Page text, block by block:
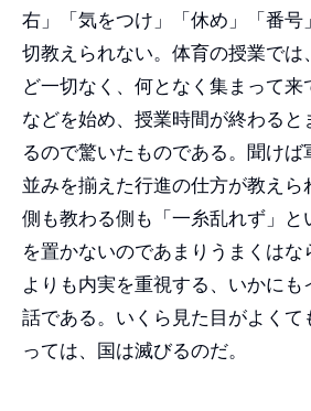
右」「気をつけ」「休め」「番号
切教えられない。体育の授業では
ど一切なく、何となく集まって
などを始め、授業時間が終わると
るので驚いたものである。聞けば
並みを揃えた行進の仕方が教えら
側も教わる側も「一糸乱れず」と
を置かないのであまりうまくはな
よりも内実を重視する、いかにも
話である。いくら見た目がよくて
っては、国は滅びるのだ。